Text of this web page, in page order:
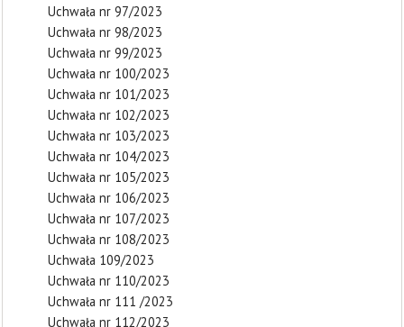
Uchwała nr 97/2023
Uchwała nr 98/2023
Uchwała nr 99/2023
Uchwała nr 100/2023
Uchwała nr 101/2023
Uchwała nr 102/2023
Uchwała nr 103/2023
Uchwała nr 104/2023
Uchwała nr 105/2023
Uchwała nr 106/2023
Uchwała nr 107/2023
Uchwała nr 108/2023
Uchwała 109/2023
Uchwała nr 110/2023
Uchwała nr 111 /2023
Uchwała nr 112/2023